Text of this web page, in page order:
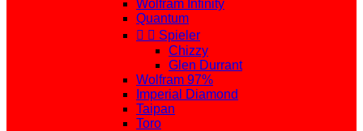
Wolfram Infinity
Quantum
  Spieler
Chizzy
Glen Durrant
Wolfram 97%
Imperial Diamond
Taipan
Toro